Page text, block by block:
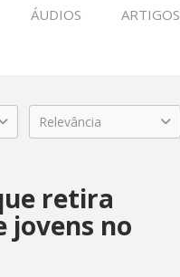
ÁUDIOS ARTIGOS
Relevância
retira
jovens no